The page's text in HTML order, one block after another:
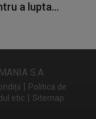
a lupta...
S.A.
| Politica de
etic | Sitemap